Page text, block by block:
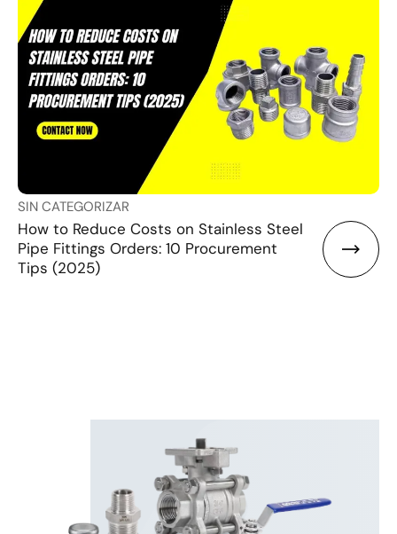
SIN CATEGORIZAR
How to Reduce Costs on Stainless Steel
Pipe Fittings Orders: 10 Procurement
Tips (2025)